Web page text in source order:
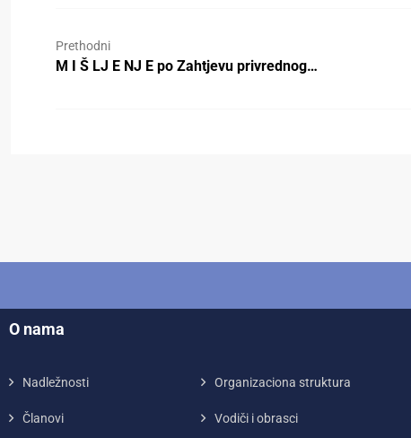
Prethodni
M I Š LJ E NJ E po Zahtjevu privrednog…
O nama
Nadležnosti Organizaciona struktura
Članovi Vodiči i obrasci